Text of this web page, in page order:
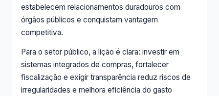
estabelecem relacionamentos duradouros com
órgãos públicos e conquistam vantagem
competitiva.
Para o setor público, a lição é clara: investir em
sistemas integrados de compras, fortalecer
fiscalização e exigir transparência reduz riscos de
irregularidades e melhora eficiência do gasto